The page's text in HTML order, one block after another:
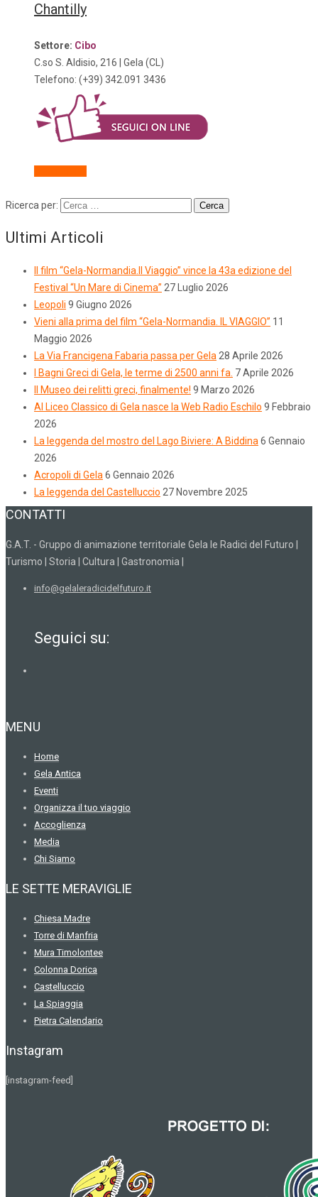
Chantilly
Settore: Cibo
C.so S. Aldisio, 216 | Gela (CL)
Telefono: (+39) 342.091 3436
Ricerca per:
Ultimi Articoli
Il film “Gela-Normandia.Il Viaggio” vince la 43a edizione del
Festival “Un Mare di Cinema” 27 Luglio 2026
Leopoli 9 Giugno 2026
Vieni alla prima del film “Gela-Normandia. IL VIAGGIO” 11
Maggio 2026
La Via Francigena Fabaria passa per Gela 28 Aprile 2026
I Bagni Greci di Gela, le terme di 2500 anni fa. 7 Aprile 2026
Il Museo dei relitti greci, finalmente! 9 Marzo 2026
Al Liceo Classico di Gela nasce la Web Radio Eschilo 9 Febbraio
2026
La leggenda del mostro del Lago Biviere: A Biddina 6 Gennaio
2026
Acropoli di Gela 6 Gennaio 2026
La leggenda del Castelluccio 27 Novembre 2025
CONTATTI
G.A.T. - Gruppo di animazione territoriale Gela le Radici del Futuro |
Turismo | Storia | Cultura | Gastronomia |
info@gelaleradicidelfuturo.it
Seguici su:
MENU
Home
Gela Antica
Eventi
Organizza il tuo viaggio
Accoglienza
Media
Chi Siamo
LE SETTE MERAVIGLIE
Chiesa Madre
Torre di Manfria
Mura Timolontee
Colonna Dorica
Castelluccio
La Spiaggia
Pietra Calendario
Instagram
[instagram-feed]